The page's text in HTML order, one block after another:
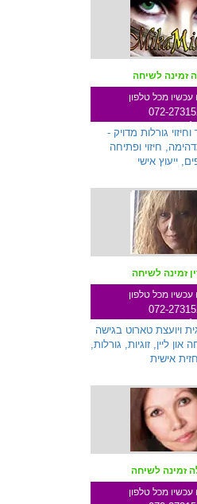
זמינה לשיחה
מכל טלפון
072-
גורלות מדויק -
חיזוי ופתיחה
ייעוץ אישי
זמינה לשיחה
מכל טלפון
072-
271
ויועצת טארוט בגישה
ליין, זוגיות, גורלות,
אישית
זמינה לשיחה
מכל טלפון